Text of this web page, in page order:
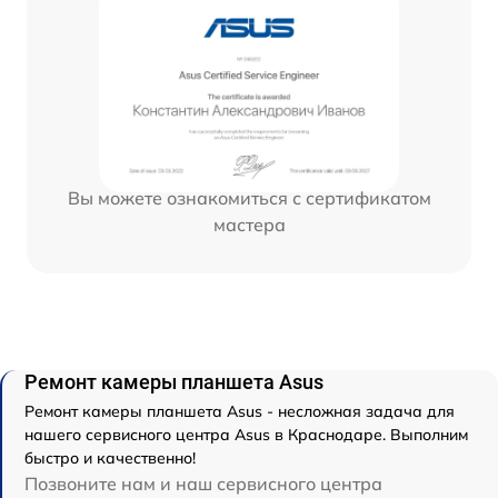
Вы можете ознакомиться с сертификатом
мастера
Ремонт камеры планшета Asus
Ремонт камеры планшета Asus - несложная задача для
нашего сервисного центра Asus в Краснодаре. Выполним
быстро и качественно!
Позвоните нам и наш сервисного центра